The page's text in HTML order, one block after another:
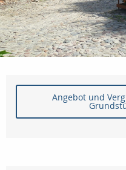
Angebot und